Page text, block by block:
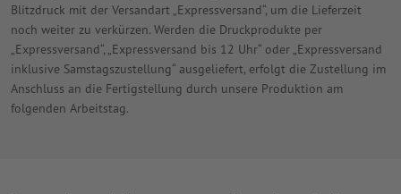
Blitzdruck mit der Versandart „Expressversand“, um die Lieferzeit
noch weiter zu verkürzen. Werden die Druckprodukte per
„Expressversand“, „Expressversand bis 12 Uhr“ oder „Expressversand
inklusive Samstagszustellung“ ausgeliefert, erfolgt die Zustellung im
Anschluss an die Fertigstellung durch unsere Produktion am
folgenden Arbeitstag.